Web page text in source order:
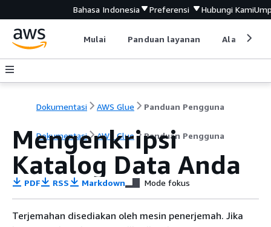
Bahasa Indonesia Preferensi Hubungi Kami
Mulai Panduan layanan Alat
Dokumentasi AWS Glue Panduan Pengguna
Dokumentasi AWS Glue Panduan Pengguna
Mengenkripsi
Katalog Data Anda
PDF RSS Markdown Mode fokus
Terjemahan disediakan oleh mesin penerjemah. Jika